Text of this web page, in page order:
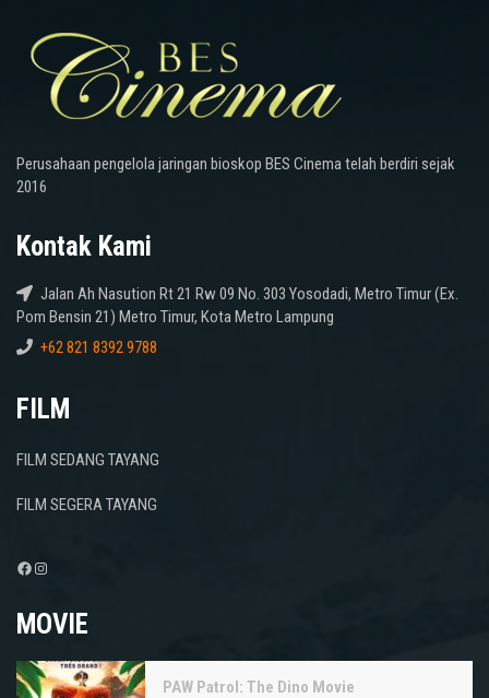
Perusahaan pengelola jaringan bioskop BES Cinema telah berdiri sejak
2016
Kontak Kami
Jalan Ah Nasution Rt 21 Rw 09 No. 303 Yosodadi, Metro Timur (Ex.
Pom Bensin 21) Metro Timur, Kota Metro Lampung
+62 821 8392 9788
FILM
FILM SEDANG TAYANG
FILM SEGERA TAYANG
Facebook
Instagram
MOVIE
PAW Patrol: The Dino Movie